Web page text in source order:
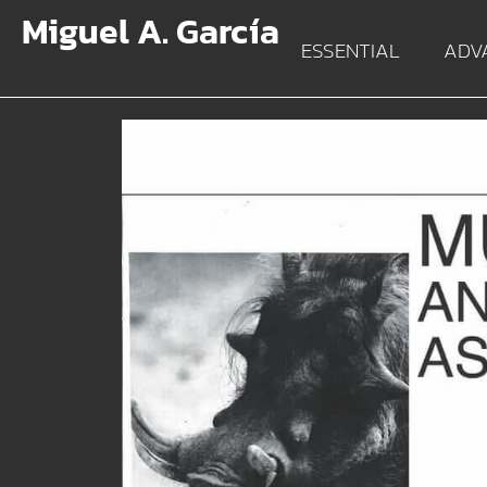
Miguel A. García ESSENTIAL